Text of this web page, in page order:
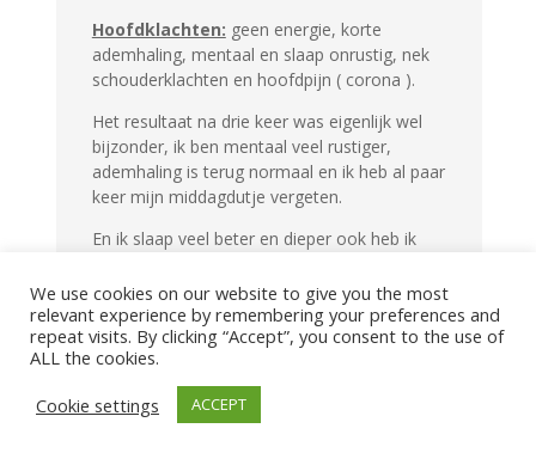
Hoofdklachten: geen energie, korte
ademhaling, mentaal en slaap onrustig, nek
schouderklachten en hoofdpijn ( corona ).
Het resultaat na drie keer was eigenlijk wel
bijzonder, ik ben mentaal veel rustiger,
ademhaling is terug normaal en ik heb al paar
keer mijn middagdutje vergeten.
En ik slaap veel beter en dieper ook heb ik
verbeterd, wel heb ik twee keer achter elkaar
een korte migraine aanval gehad ( hoor er
schijnbaar bij )
Na elke sessie als ik er van onder kwam was
ik heel stijf, deze stijfheid verdween na het
fietsen en meer plassen dan normaal. O ja
We use cookies on our website to give you the most
relevant experience by remembering your preferences and
repeat visits. By clicking “Accept”, you consent to the use of
ALL the cookies.
Cookie settings
ACCEPT